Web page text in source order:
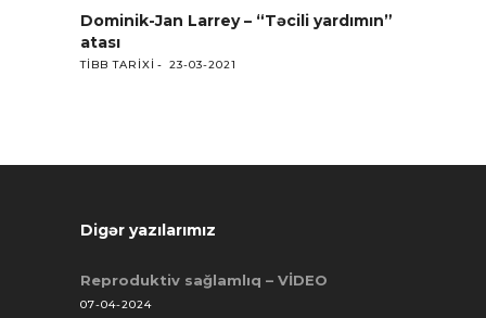
Dominik-Jan Larrey – “Təcili yardımın”
atası
TIBB TARIXI 23-03-2021
Digər yazılarımız
Reproduktiv sağlamlıq – VİDEO
07-04-2024